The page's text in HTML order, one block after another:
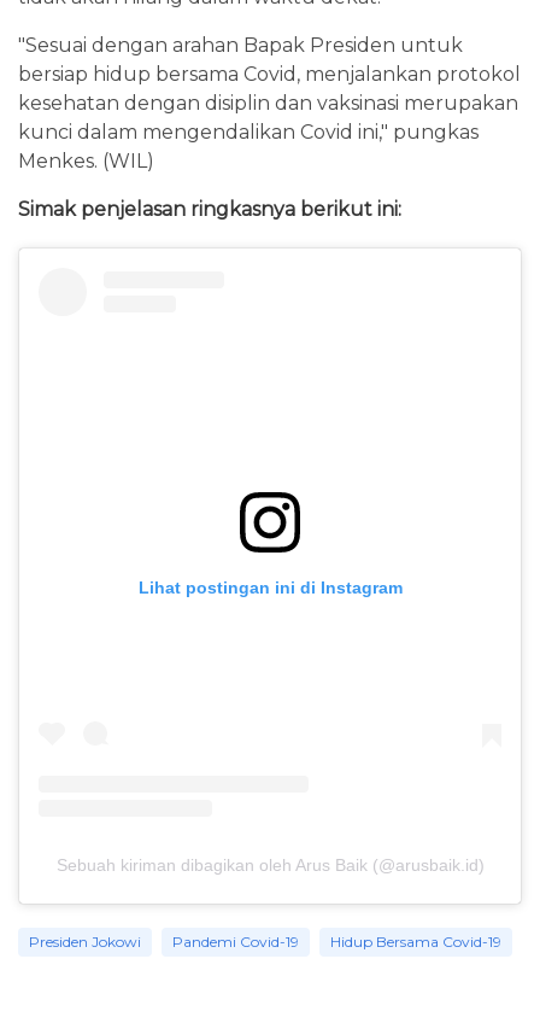
"Sesuai dengan arahan Bapak Presiden untuk
bersiap hidup bersama Covid, menjalankan protokol
kesehatan dengan disiplin dan vaksinasi merupakan
kunci dalam mengendalikan Covid ini," pungkas
Menkes. (WIL)
Simak penjelasan ringkasnya berikut ini:
Lihat postingan ini di Instagram
Sebuah kiriman dibagikan oleh Arus Baik (@arusbaik.id)
Presiden Jokowi Pandemi Covid-19 Hidup Bersama Covid-19